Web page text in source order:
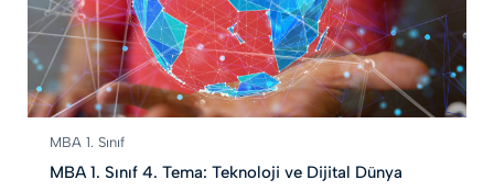
MBA 1. Sınıf
MBA 1. Sınıf 4. Tema: Teknoloji ve Dijital Dünya